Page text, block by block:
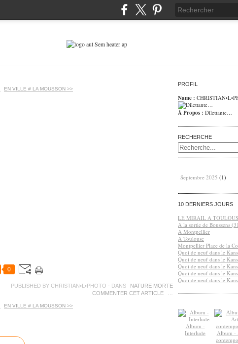
EN VILLE # LA MOUSSON >>
0
PUBLISHED BY CHRISTIAN•L•PHOTO - DANS
NATURE MORTE
COMMENTER CET ARTICLE
EN VILLE # LA MOUSSON >>
PROFIL
Name :
À Propos : Dilettante…
RECHERCHE
Septembre 2025 (1)
10 DERNIERS JOURS
LE MIRAIL A
A la sortie de Boussens
A Montpellier
A Toulouse
Montpellier Place de la
Quoi de neuf dans le
Quoi de neuf dans le
Quoi de neuf dans le
Quoi de neuf dans le
Quoi de neuf dans le
Album -
Interlude
Album -